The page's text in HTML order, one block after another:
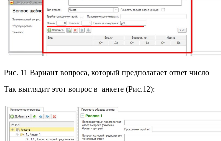
Рис. 11 Вариант вопроса, который предполагает ответ число
Так выглядит этот вопрос в анкете (Рис.12):